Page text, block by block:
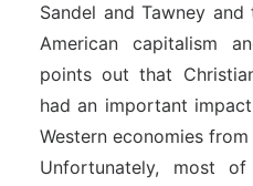
Sandel and Tawney
American capitalism
points out that
had an important
Western economies
Unfortunately, most